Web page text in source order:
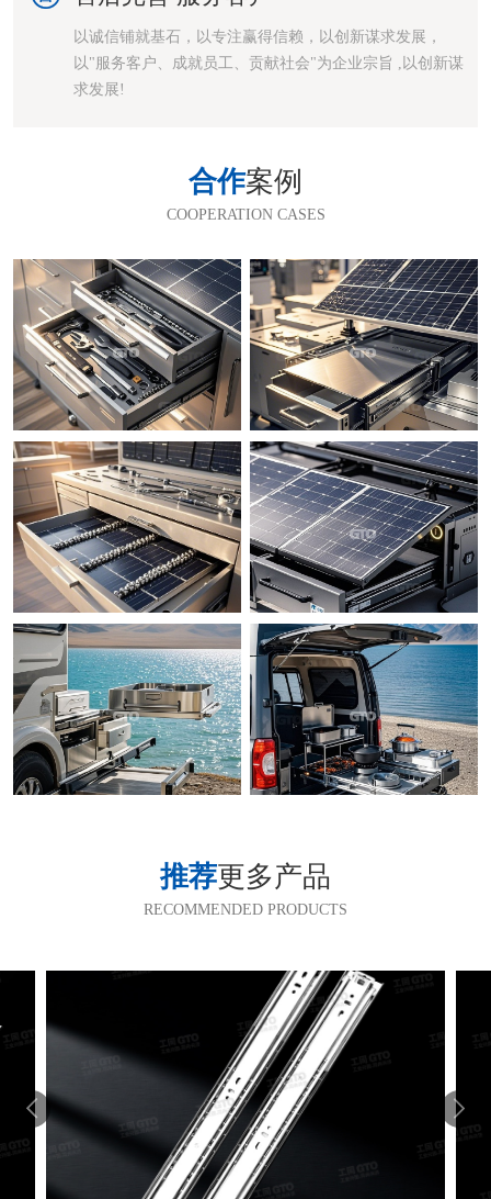
以诚信铺就基石，以专注赢得信赖，以创新谋求发展，
以"服务客户、成就员工、贡献社会"为企业宗旨 ,以创新谋
求发展!
合作案例
COOPERATION CASES
推荐更多产品
RECOMMENDED PRODUCTS
 